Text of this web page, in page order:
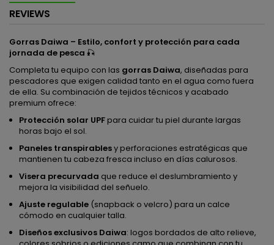
REVIEWS
Gorras Daiwa – Estilo, confort y protección para cada
jornada de pesca 🎣
Completa tu equipo con las gorras Daiwa, diseñadas para
pescadores que exigen calidad tanto en el agua como fuera
de ella. Su combinación de tejidos técnicos y acabado
premium ofrece:
Protección solar UPFpara cuidar tu piel durante largas
horas bajo el sol.
Paneles transpirablesy perforaciones estratégicas que
mantienen tu cabeza fresca incluso en días calurosos.
Visera precurvada que reduce el deslumbramiento y
mejora la visibilidad del señuelo.
Ajuste regulable (snapback o velcro) para un calce
cómodo en cualquier talla.
Diseños exclusivos Daiwa: logos bordados de alto relieve,